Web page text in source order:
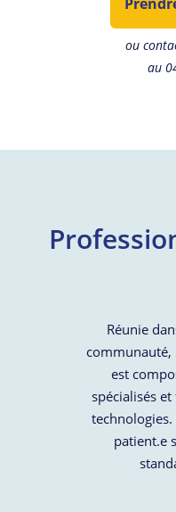
ou
au
Réunie
est
spécialisés
patient.e